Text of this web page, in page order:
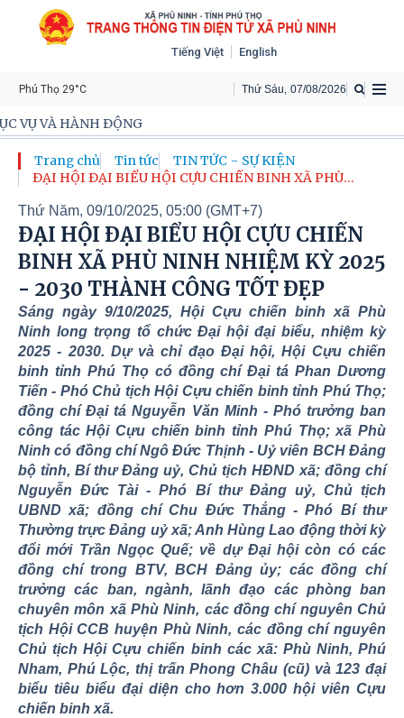
Tiếng Việt English
Thứ Sáu, 07/08/2026
Phú Thọ 29°C
Trang chủ Tin tức
TIN TỨC - SỰ KIỆN
ĐẠI HỘI ĐẠI BIỂU HỘI CỰU CHIẾN BINH XÃ PHÙ
Thứ Năm, 09/10/2025, 05:00 (GMT+7)
ĐẠI HỘI ĐẠI BIỂU HỘI CỰU CHIẾN
BINH XÃ PHÙ NINH NHIỆM KỲ 2025
- 2030 THÀNH CÔNG TỐT ĐẸP
Sáng ngày 9/10/2025, Hội Cựu chiến binh xã Phù
Ninh long trọng tổ chức Đại hội đại biểu, nhiệm kỳ
2025 - 2030. Dự và chỉ đạo Đại hội, Hội Cựu chiến
binh tỉnh Phú Thọ có đồng chí Đại tá Phan Dương
Tiến - Phó Chủ tịch Hội Cựu chiến binh tỉnh Phú Thọ;
đồng chí Đại tá Nguyễn Văn Minh - Phó trưởng ban
công tác Hội Cựu chiến binh tỉnh Phú Thọ; xã Phù
Ninh có đồng chí Ngô Đức Thịnh - Uỷ viên BCH Đảng
bộ tỉnh, Bí thư Đảng uỷ, Chủ tịch HĐND xã; đồng chí
Nguyễn Đức Tài - Phó Bí thư Đảng uỷ, Chủ tịch
UBND xã; đồng chí Chu Đức Thắng - Phó Bí thư
Thường trực Đảng uỷ xã; Anh Hùng Lao động thời kỳ
đổi mới Trần Ngọc Quế; về dự Đại hội còn có các
đồng chí trong BTV, BCH Đảng ủy; các đồng chí
trưởng các ban, ngành, lãnh đạo các phòng ban
chuyên môn xã Phù Ninh, các đồng chí nguyên Chủ
tịch Hội CCB huyện Phù Ninh, các đồng chí nguyên
Chủ tịch Hội Cựu chiến binh các xã: Phù Ninh, Phú
Nham, Phú Lộc, thị trấn Phong Châu (cũ) và 123 đại
biểu tiêu biểu đại diện cho hơn 3.000 hội viên Cựu
chiến binh xã.